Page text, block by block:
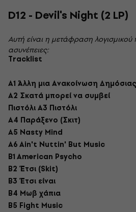
D12 - Devil's Night (2 LP)
Αυτή είναι η μετάφραση λογισμικού
ασυνέπειες:
Tracklist
Α1 Άλλη μια Ανακοίνωση
Α2 Σκατά μπορεί να συμβεί
Πιστόλι A3 Πιστόλι
A4 Παράξενο (Σκιτ)
A5 Nasty Mind
A6 Ain't Nuttin' But Music
B1 American Psycho
B2 Έτσι (Skit)
Β3 Έτσι είναι
Β4 Μωβ χάπια
B5 Fight Music